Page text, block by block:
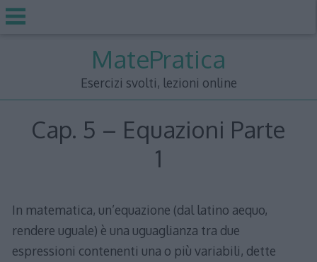
MatePratica
Esercizi svolti, lezioni online
Cap. 5 – Equazioni Parte
1
In matematica, un’equazione (dal latino aequo,
rendere uguale) è una uguaglianza tra due
espressioni contenenti una o più variabili, dette